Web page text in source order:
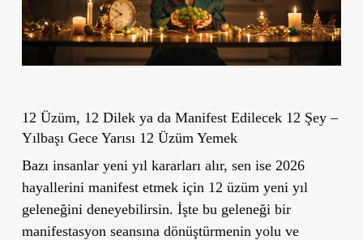
12 Üzüm, 12 Dilek ya da Manifest Edilecek 12 Şey –
Yılbaşı Gece Yarısı 12 Üzüm Yemek
Bazı insanlar yeni yıl kararları alır, sen ise 2026
hayallerini manifest etmek için 12 üzüm yeni yıl
geleneğini deneyebilirsin. İşte bu geleneği bir
manifestasyon seansına dönüştürmenin yolu ve